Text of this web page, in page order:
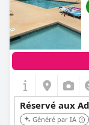
Réservé aux
Généré par IA